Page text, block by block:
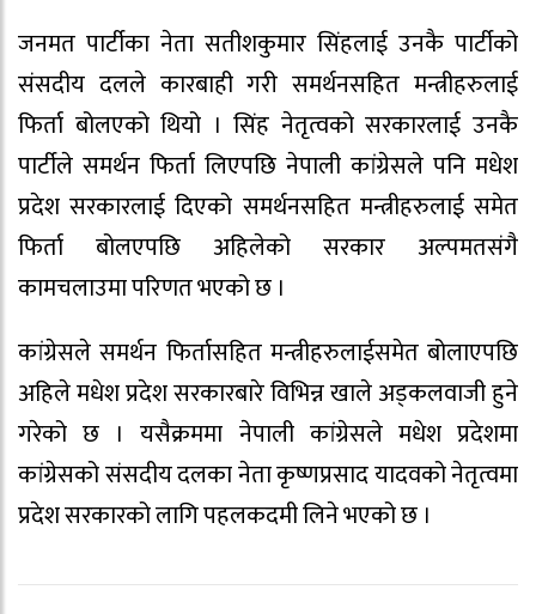
जनमत पार्टीका नेता सतीशकुमार सिंहलाई उनकै पार्टीको
संसदीय दलले कारबाही गरी समर्थनसहित मन्त्रीहरुलाई
फिर्ता बोलएको थियो । सिंह नेतृत्वको सरकारलाई उनकै
पार्टीले समर्थन फिर्ता लिएपछि नेपाली कांग्रेसले पनि मधेश
प्रदेश सरकारलाई दिएको समर्थनसहित मन्त्रीहरुलाई समेत
फिर्ता बोलएपछि अहिलेको सरकार अल्पमतसंगै
कामचलाउमा परिणत भएको छ ।
कांग्रेसले समर्थन फिर्तासहित मन्त्रीहरुलाईसमेत बोलाएपछि
अहिले मधेश प्रदेश सरकारबारे विभिन्न खाले अड्कलवाजी हुने
गरेको छ । यसैक्रममा नेपाली कांग्रेसले मधेश प्रदेशमा
कांग्रेसको संसदीय दलका नेता कृष्णप्रसाद यादवको नेतृत्वमा
प्रदेश सरकारको लागि पहलकदमी लिने भएको छ ।